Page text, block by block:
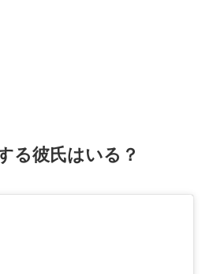
る彼氏はいる？